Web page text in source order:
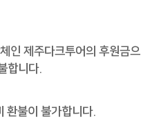
인 제주다크투어의 후원금으
합니다.
환불이 불가합니다.